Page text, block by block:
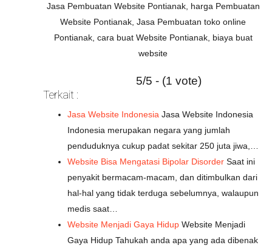
Jasa Pembuatan Website Pontianak, harga Pembuatan
Website Pontianak, Jasa Pembuatan toko online
Pontianak, cara buat Website Pontianak, biaya buat
website
5/5 - (1 vote)
Terkait :
Jasa Website Indonesia Jasa Website Indonesia
Indonesia merupakan negara yang jumlah
penduduknya cukup padat sekitar 250 juta jiwa,…
Website Bisa Mengatasi Bipolar Disorder Saat ini
penyakit bermacam-macam, dan ditimbulkan dari
hal-hal yang tidak terduga sebelumnya, walaupun
medis saat…
Website Menjadi Gaya Hidup Website Menjadi
Gaya Hidup Tahukah anda apa yang ada dibenak